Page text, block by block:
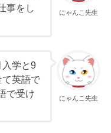
にゃんこ先生
事をし
にゃんこ先生
学と9
て英語で
で受け